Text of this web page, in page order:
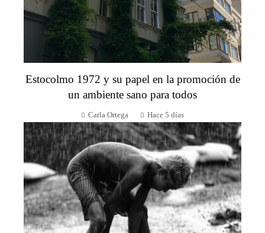
Estocolmo 1972 y su papel en la promoción de
un ambiente sano para todos
Carla Ortega Hace 5 días